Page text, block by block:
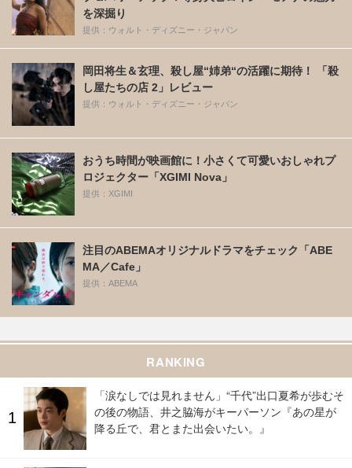
を深掘り
提供：ウォルト・ディズニー・ジャパン
岡田将生＆玄理、殺し屋“姉弟“の活躍に期待！ 「殺
し屋たちの店 2」レビュー
提供：ウォルト・ディズニー・ジャパン
おうち時間が映画館に！小さくて可愛いおしゃれプ
ロジェクター「XGIMI Nova」
提供：XGIMI
注目のABEMAオリジナルドラマをチェック「ABE
MA／Cafe」
提供：ABEMA
RANKING
「涙なしでは見れません」“千代”出口夏希が歩むそ
の後の物語、井之脇海がキーパーソン『あの星が
降る丘で、君とまた出会いたい。』